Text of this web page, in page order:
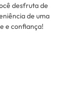
desfruta de
de uma
e confiança!